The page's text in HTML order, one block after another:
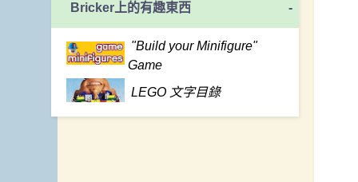
Bricker上的有趣東西 -
"Build your Minifigure"
Game
LEGO 文字目錄